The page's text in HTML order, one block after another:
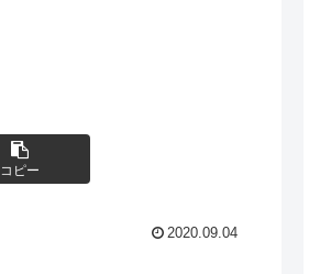
コピー
2020.09.04